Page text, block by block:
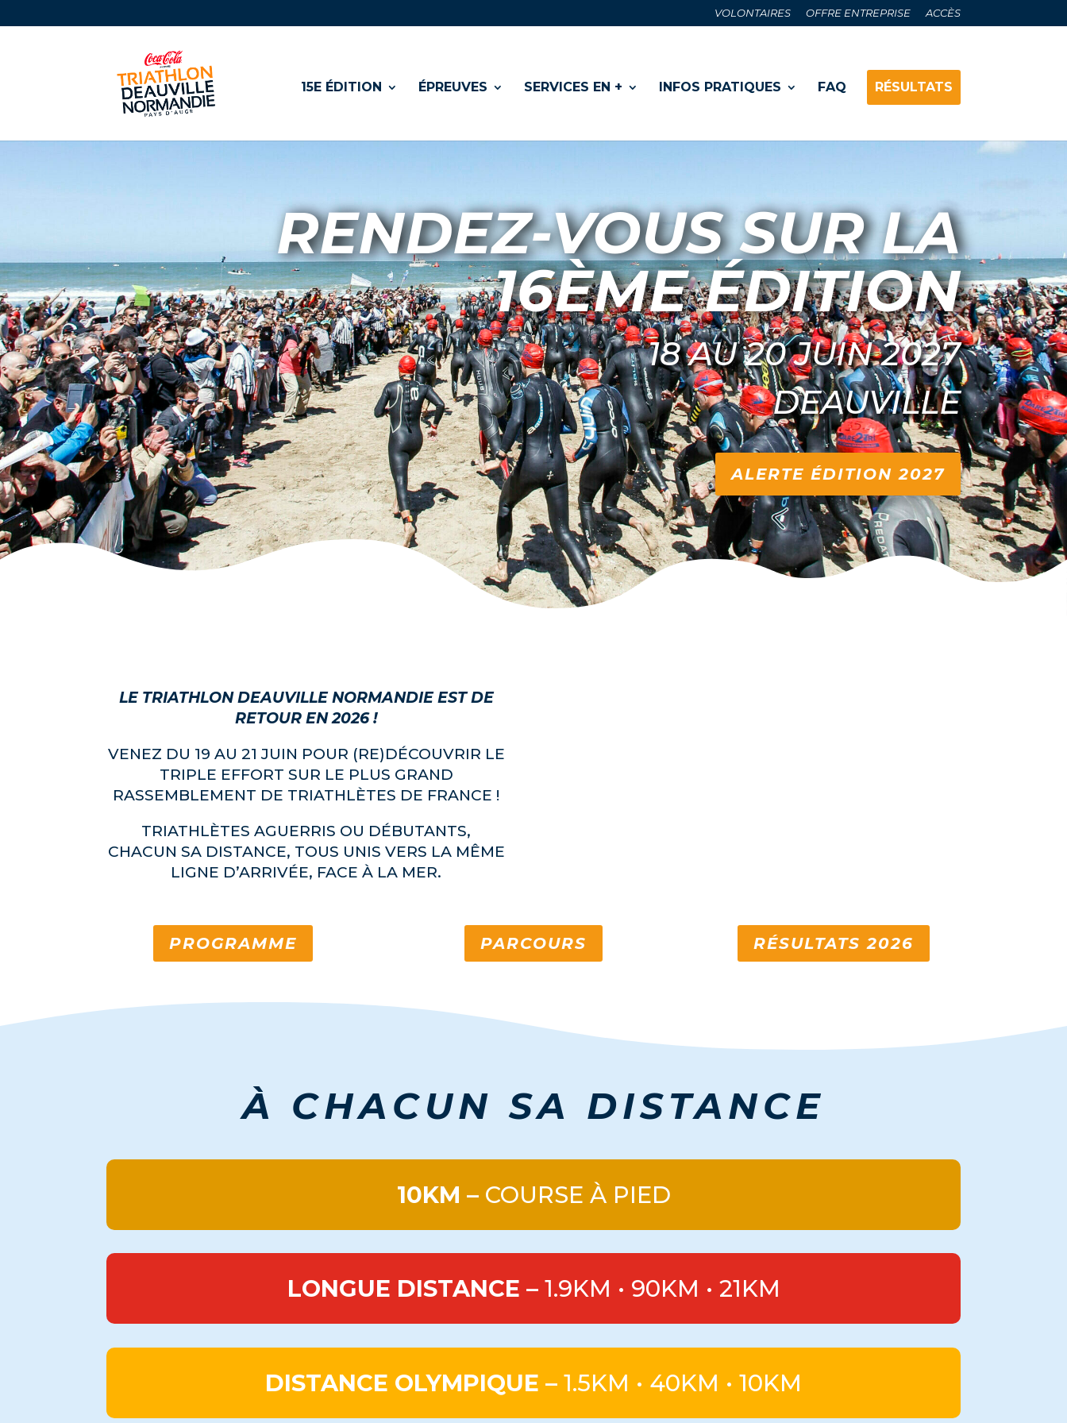
VOLONTAIRES OFFRE ENTREPRISE ACCÈS
15E ÉDITION ÉPREUVES SERVICES EN + INFOS PRATIQUES FAQ RÉSULTATS
RENDEZ-VOUS SUR LA
16ÈME ÉDITION
18 AU 20 JUIN 2027
DEAUVILLE
ALERTE ÉDITION 2027
LE TRIATHLON DEAUVILLE NORMANDIE EST DE
RETOUR EN 2026 !
VENEZ DU 19 AU 21 JUIN POUR (RE)DÉCOUVRIR LE
TRIPLE EFFORT SUR LE PLUS GRAND
RASSEMBLEMENT DE TRIATHLÈTES DE FRANCE !
TRIATHLÈTES AGUERRIS OU DÉBUTANTS,
CHACUN SA DISTANCE, TOUS UNIS VERS LA MÊME
LIGNE D’ARRIVÉE, FACE À LA MER.
PROGRAMME PARCOURS RÉSULTATS 2026
À CHACUN SA DISTANCE
10KM – COURSE À PIED
LONGUE DISTANCE – 1.9KM • 90KM • 21KM
DISTANCE OLYMPIQUE – 1.5KM • 40KM • 10KM